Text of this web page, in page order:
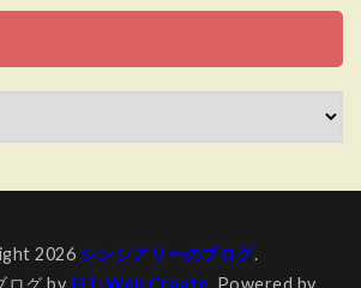
2026 シンシアリーのブログ.
ログ by FIT-Web Create . Powered by